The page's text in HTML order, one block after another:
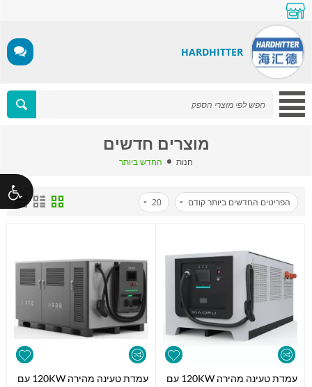
HARDHITTER
מוצרים חדשים
חנות החדש ביותר
הפריטים החדשים ביותר קודם 20
עמדת טעינה מהירה 120KW עם
עמדת טעינה מהירה 120KW עם